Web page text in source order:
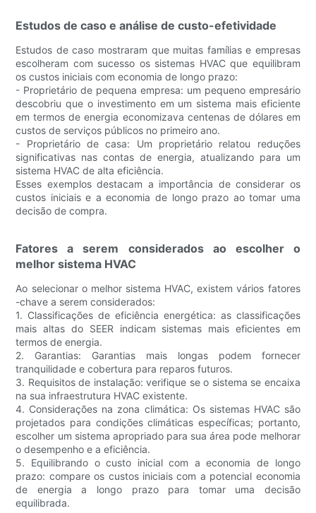
Estudos de caso e análise de custo-efetividade
Estudos de caso mostraram que muitas famílias e empresas
escolheram com sucesso os sistemas HVAC que equilibram
os custos iniciais com economia de longo prazo:
- Proprietário de pequena empresa: um pequeno empresário
descobriu que o investimento em um sistema mais eficiente
em termos de energia economizava centenas de dólares em
custos de serviços públicos no primeiro ano.
- Proprietário de casa: Um proprietário relatou reduções
significativas nas contas de energia, atualizando para um
sistema HVAC de alta eficiência.
Esses exemplos destacam a importância de considerar os
custos iniciais e a economia de longo prazo ao tomar uma
decisão de compra.
Fatores a serem considerados ao escolher o
melhor sistema HVAC
Ao selecionar o melhor sistema HVAC, existem vários fatores
-chave a serem considerados:
1. Classificações de eficiência energética: as classificações
mais altas do SEER indicam sistemas mais eficientes em
termos de energia.
2. Garantias: Garantias mais longas podem fornecer
tranquilidade e cobertura para reparos futuros.
3. Requisitos de instalação: verifique se o sistema se encaixa
na sua infraestrutura HVAC existente.
4. Considerações na zona climática: Os sistemas HVAC são
projetados para condições climáticas específicas; portanto,
escolher um sistema apropriado para sua área pode melhorar
o desempenho e a eficiência.
5. Equilibrando o custo inicial com a economia de longo
prazo: compare os custos iniciais com a potencial economia
de energia a longo prazo para tomar uma decisão
equilibrada.